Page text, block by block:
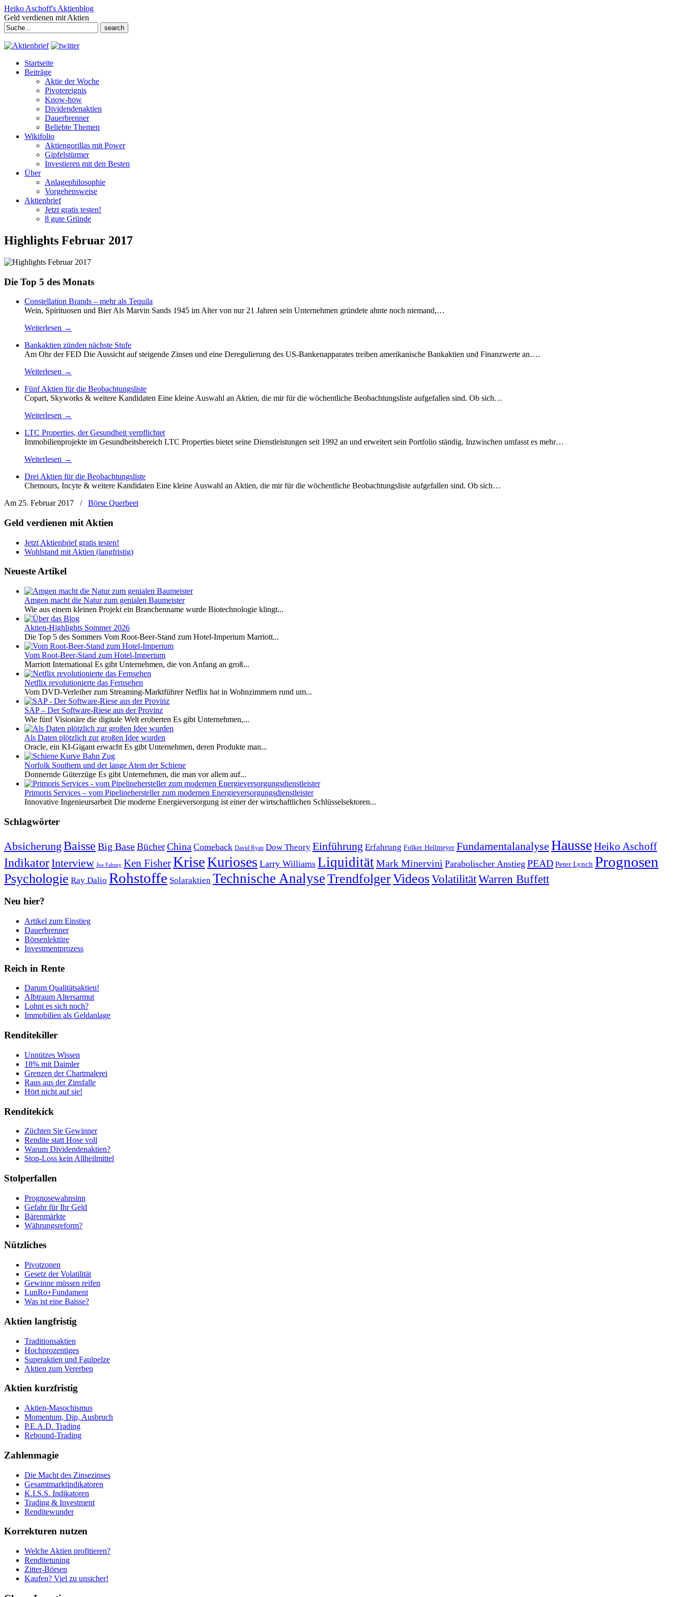
Heiko Aschoff's Aktienblog
Geld verdienen mit Aktien
Search
for:
Startseite
Beiträge
Aktie der Woche
Pivotereignis
Know-how
Dividendenaktien
Dauerbrenner
Beliebte Themen
Wikifolio
Aktiengorillas mit Power
Gipfelstürmer
Investieren mit den Besten
Über
Anlagephilosophie
Vorgehensweise
Aktienbrief
Jetzt gratis testen!
8 gute Gründe
Highlights Februar 2017
Die Top 5 des Monats
Constellation Brands – mehr als Tequila
Wein, Spirituosen und Bier Als Marvin Sands 1945 im Alter von nur 21 Jahren sein Unternehmen gründete ahnte noch niemand,…
Weiterlesen →
Bankaktien zünden nächste Stufe
Am Ohr der FED Die Aussicht auf steigende Zinsen und eine Deregulierung des US-Bankenapparates treiben amerikanische Bankaktien und Finanzwerte an….
Weiterlesen →
Fünf Aktien für die Beobachtungsliste
Copart, Skyworks & weitere Kandidaten Eine kleine Auswahl an Aktien, die mir für die wöchentliche Beobachtungsliste aufgefallen sind. Ob sich…
Weiterlesen →
LTC Properties, der Gesundheit verpflichtet
Immobilienprojekte im Gesundheitsbereich LTC Properties bietet seine Dienstleistungen seit 1992 an und erweitert sein Portfolio ständig. Inzwischen umfasst es mehr…
Weiterlesen →
Drei Aktien für die Beobachtungsliste
Chemours, Incyte & weitere Kandidaten Eine kleine Auswahl an Aktien, die mir für die wöchentliche Beobachtungsliste aufgefallen sind. Ob sich…
Am 25. Februar 2017
/ Börse Querbeet
Geld verdienen mit Aktien
Jetzt Aktienbrief gratis testen!
Wohlstand mit Aktien (langfristig)
Neueste Artikel
Amgen macht die Natur zum genialen Baumeister
Wie aus einem kleinen Projekt ein Branchenname wurde Biotechnologie klingt...
Aktien-Highlights Sommer 2026
Die Top 5 des Sommers Vom Root-Beer-Stand zum Hotel-Imperium Marriott...
Vom Root-Beer-Stand zum Hotel-Imperium
Marriott International Es gibt Unternehmen, die von Anfang an groß...
Netflix revolutionierte das Fernsehen
Vom DVD-Verleiher zum Streaming-Marktführer Netflix hat in Wohnzimmern rund um...
SAP – Der Software-Riese aus der Provinz
Wie fünf Visionäre die digitale Welt eroberten Es gibt Unternehmen,...
Als Daten plötzlich zur großen Idee wurden
Oracle, ein KI-Gigant erwacht Es gibt Unternehmen, deren Produkte man...
Norfolk Southern und der lange Atem der Schiene
Donnernde Güterzüge Es gibt Unternehmen, die man vor allem auf...
Primoris Services – vom Pipelinehersteller zum modernen Energieversorgungsdienstleister
Innovative Ingenieursarbeit Die moderne Energieversorgung ist einer der wirtschaftlichen Schlüsselsektoren...
Schlagwörter
Absicherung Baisse Big BaseBücherChina Comeback David Ryan Dow Theory Einführung Erfahrung Folker Hellmeyer Fundamentalanalyse HausseHeiko Aschoff
IndikatorInterview Joe Fahmy Ken FisherKriseKurioses Larry Williams LiquiditätMark Minervini Parabolischer Anstieg PEAD Peter Lynch Prognosen
Psychologie Ray Dalio Rohstoffe Solaraktien Technische AnalyseTrendfolgerVideosVolatilitätWarren Buffett
Neu hier?
Artikel zum Einstieg
Dauerbrenner
Börsenlektüre
Investmentprozess
Reich in Rente
Darum Qualitätsaktien!
Albtraum Altersarmut
Lohnt es sich noch?
Immobilien als Geldanlage
Renditekiller
Unnützes Wissen
18% mit Daimler
Grenzen der Chartmalerei
Raus aus der Zinsfalle
Hört nicht auf sie!
Renditekick
Züchten Sie Gewinner
Rendite statt Hose voll
Warum Dividendenaktien?
Stop-Loss kein Allheilmittel
Stolperfallen
Prognosewahnsinn
Gefahr für Ihr Geld
Bärenmärkte
Währungsreform?
Nützliches
Pivotzonen
Gesetz der Volatilität
Gewinne müssen reifen
LunRo+Fundament
Was ist eine Baisse?
Aktien langfristig
Traditionsaktien
Hochprozentiges
Superaktien und Faulpelze
Aktien zum Vererben
Aktien kurzfristig
Aktien-Masochismus
Momentum, Dip, Ausbruch
P.E.A.D. Trading
Rebound-Trading
Zahlenmagie
Die Macht des Zinsezinses
Gesamtmarktindikatoren
K.I.S.S. Indikatoren
Trading & Investment
Renditewunder
Korrekturen nutzen
Welche Aktien profitieren?
Renditetuning
Zitter-Börsen
Kaufen? Viel zu unsicher!